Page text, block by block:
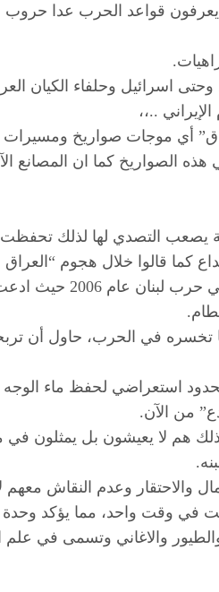
قواعد الحرب عدا حروب
اسرائيل وحلفاء الكيان
أي موجات صواريخ
الصواريخ كما ان المصانع
يصعب التصدي لها لذلك
الذي قالت انه وقع في ارض خلاء غير
في الحرب، حاول أن
محدود استعراضي لحفظ ماء
من الآن.
هم لا يعيشون بل يمثلون
والاحتقار وعدم النقاش
في وقت واحد، مما يؤكد وحدة
والاغاني وتسمى في